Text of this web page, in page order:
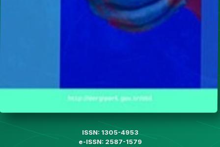
ISSN: 1305-4953
e-ISSN: 2587-1579